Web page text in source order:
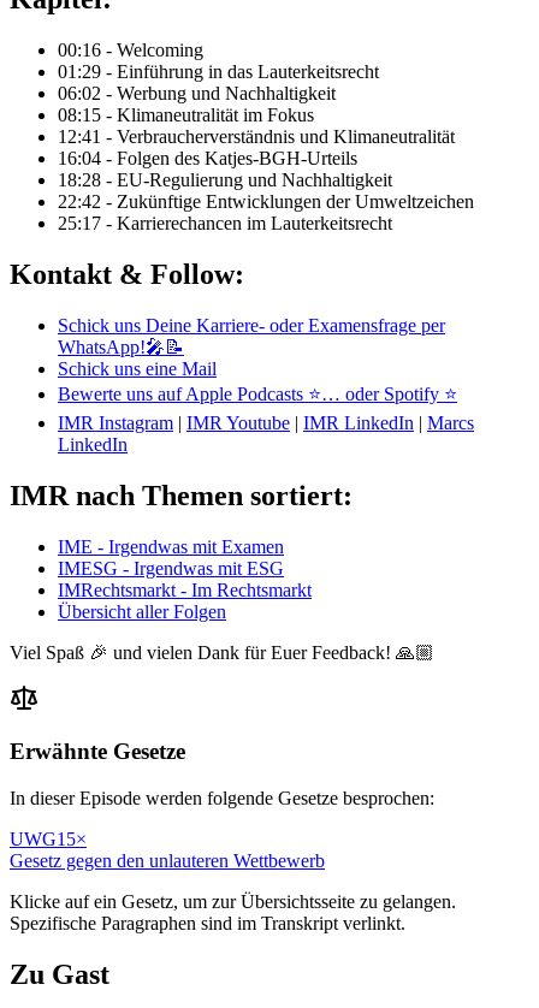
00:16 - Welcoming
01:29 - Einführung in das Lauterkeitsrecht
06:02 - Werbung und Nachhaltigkeit
08:15 - Klimaneutralität im Fokus
12:41 - Verbraucherverständnis und Klimaneutralität
16:04 - Folgen des Katjes-BGH-Urteils
18:28 - EU-Regulierung und Nachhaltigkeit
22:42 - Zukünftige Entwicklungen der Umweltzeichen
25:17 - Karrierechancen im Lauterkeitsrecht
Kontakt & Follow:
Schick uns Deine Karriere- oder Examensfrage per
WhatsApp!🎤📝
Schick uns eine Mail
Bewerte uns auf Apple Podcasts ⭐… oder Spotify ⭐
IMR Instagram | IMR Youtube | IMR LinkedIn | Marcs
LinkedIn
IMR nach Themen sortiert:
IME - Irgendwas mit Examen
IMESG - Irgendwas mit ESG
IMRechtsmarkt - Im Rechtsmarkt
Übersicht aller Folgen
Viel Spaß 🎉 und vielen Dank für Euer Feedback! 🙏🏼
Erwähnte Gesetze
In dieser Episode werden folgende Gesetze besprochen:
UWG15×
Gesetz gegen den unlauteren Wettbewerb
Klicke auf ein Gesetz, um zur Übersichtsseite zu gelangen.
Spezifische Paragraphen sind im Transkript verlinkt.
Zu Gast